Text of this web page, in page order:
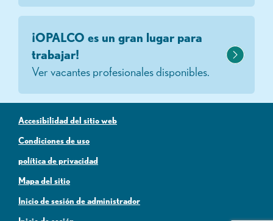
¡OPALCO es un gran lugar para
trabajar!
Ver vacantes profesionales disponibles.
Accesibilidad del sitio web
Condiciones de uso
política de privacidad
Mapa del sitio
Inicio de sesión de administrador